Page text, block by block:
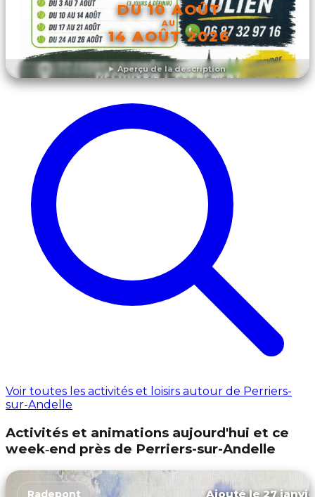
Aperçu de la description
DU 10 AOÛT
AU
14 AOÛT 2026
DÉCOUVRIR L'ÉVÉNEMENT
Voir toutes les activités et loisirs autour de Perriers-
sur-Andelle
Activités et animations aujourd'hui et ce
week‑end près de Perriers-sur-Andelle
Radepont Ajouté le 27